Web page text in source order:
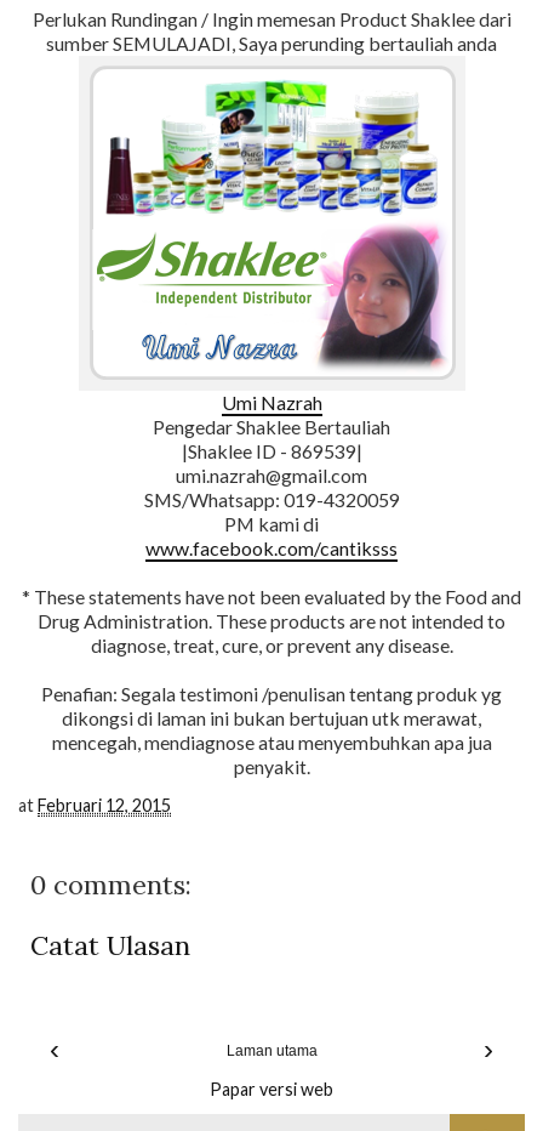
Perlukan Rundingan / Ingin memesan Product Shaklee dari
sumber SEMULAJADI, Saya perunding bertauliah anda
Umi Nazrah
Pengedar Shaklee Bertauliah
|Shaklee ID - 869539|
umi.nazrah@gmail.com
SMS/Whatsapp: 019-4320059
PM kami di
www.facebook.com/cantiksss
* These statements have not been evaluated by the Food and
Drug Administration. These products are not intended to
diagnose, treat, cure, or prevent any disease.
Penafian: Segala testimoni /penulisan tentang produk yg
dikongsi di laman ini bukan bertujuan utk merawat,
mencegah, mendiagnose atau menyembuhkan apa jua
penyakit.
at Februari 12, 2015
0 comments:
Catat Ulasan
‹ ›
Laman utama
Papar versi web